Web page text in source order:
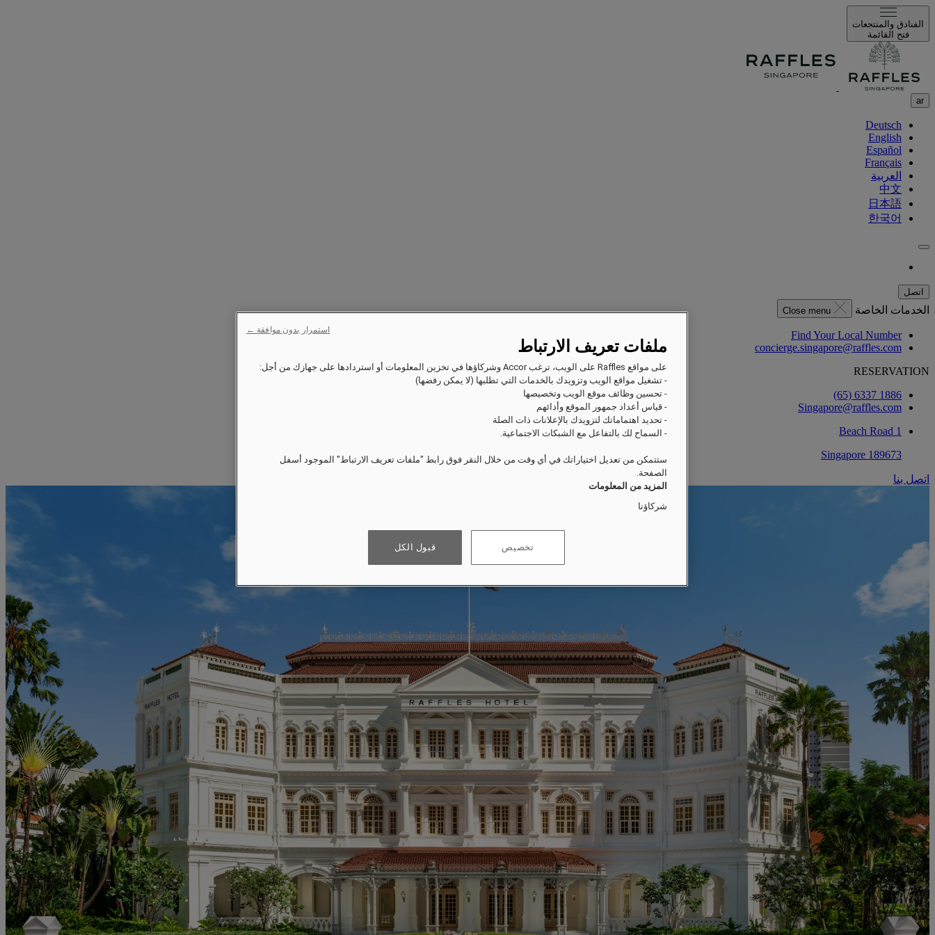
الفنادق والمنتجعات
فتح القائمة
ar
Deutsch
English
Español
Français
العربية
中文
日本語
한국어
اتصل
الخدمات الخاصة Close menu
Find Your Local Number
concierge.singapore@raffles.com
RESERVATION
‎(65) 6337 1886
Singapore@raffles.com
1 Beach Road
Singapore 189673
اتصل بنا
ملفات تعريف الارتباط
على مواقع Raffles على الويب، ترغب Accor وشركاؤها في تخزين المعلومات أو استردادها على جهازك من أجل:
- تشغيل مواقع الويب وتزويدك بالخدمات التي تطلبها (لا يمكن رفضها)
- تحسين وظائف موقع الويب وتخصيصها
- قياس أعداد جمهور الموقع وأدائهم
- تحديد اهتماماتك لتزويدك بالإعلانات ذات الصلة
- السماح لك بالتفاعل مع الشبكات الاجتماعية.
ستتمكن من تعديل اختياراتك في أي وقت من خلال النقر فوق رابط "ملفات تعريف الارتباط" الموجود أسفل
الصفحة.
المزيد من المعلومات
شركاؤنا
تخصيص قبول الكل
استمرار بدون موافقة ←